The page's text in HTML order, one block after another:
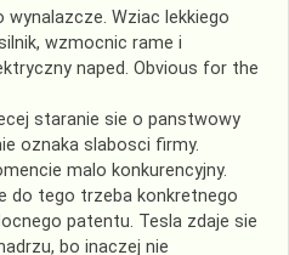
Wziac lekkiego
wzmocnic rame i
naped. Obvious for the
staranie sie o panstwowy
oznaka slabosci firmy.
malo konkurencyjny.
do tego trzeba konkretnego
patentu. Tesla zdaje sie
bo inaczej nie